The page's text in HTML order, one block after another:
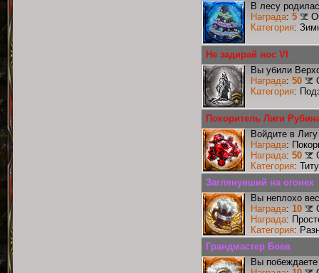
В лесу
Награда: 5
Категория:
Не задирай нос VI
Вы убили
Награда: 50
Категория:
Покоритель Лиги
Войдите в
Награда:
Награда: 50
Категория:
Заглянувший на огонек
Вы неплохо
Награда: 10
Награда:
Категория:
Грандмастер Боев
Вы